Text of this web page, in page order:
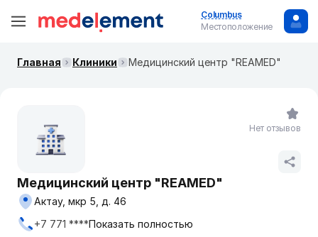
Columbus
Местоположение
Главная Клиники Медицинский центр "REAMED"
Медицинский центр "REAMED"
Актау, ​мкр 5, д. 46
+7 771 ****Показать полностью
Нет отзывов